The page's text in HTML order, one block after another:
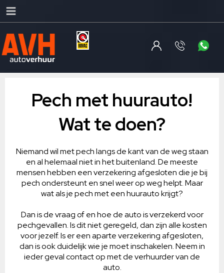
Pech met huurauto!
Wat te doen?
Niemand wil met pech langs de kant van de weg staan
en al helemaal niet in het buitenland. De meeste
mensen hebben een verzekering afgesloten die je bij
pech ondersteunt en snel weer op weg helpt. Maar
wat als je pech met een huurauto krijgt?
Dan is de vraag of en hoe de auto is verzekerd voor
pechgevallen. Is dit niet geregeld, dan zijn alle kosten
voor jezelf. Is er een aparte verzekering afgesloten,
dan is ook duidelijk wie je moet inschakelen. Neem in
ieder geval contact op met de verhuurder van de
auto.